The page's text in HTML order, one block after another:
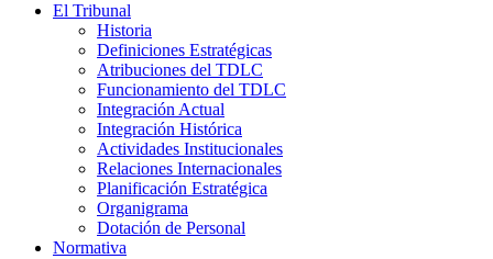
El Tribunal
Historia
Definiciones Estratégicas
Atribuciones del TDLC
Funcionamiento del TDLC
Integración Actual
Integración Histórica
Actividades Institucionales
Relaciones Internacionales
Planificación Estratégica
Organigrama
Dotación de Personal
Normativa